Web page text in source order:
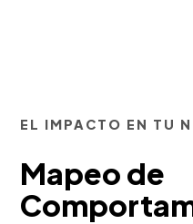
EL IMPACTO EN TU
Mapeo de